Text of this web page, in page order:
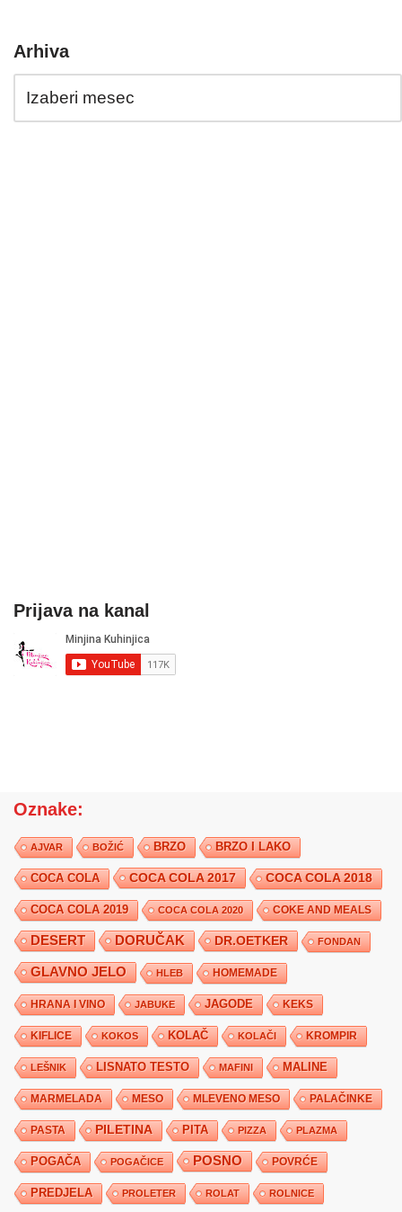
Arhiva
Prijava na kanal
Oznake:
AJVAR BOŽIĆ BRZO BRZO I LAKO
COCA COLA COCA COLA 2017 COCA COLA 2018
COCA COLA 2019 COCA COLA 2020 COKE AND MEALS
DESERT DORUČAK DR.OETKER FONDAN
GLAVNO JELO HLEB HOMEMADE
HRANA I VINO JABUKE JAGODE KEKS
KIFLICE KOKOS KOLAČ KOLAČI KROMPIR
LEŠNIK LISNATO TESTO MAFINI MALINE
MARMELADA MESO MLEVENO MESO PALAČINKE
PASTA PILETINA PITA PIZZA PLAZMA
POGAČA POGAČICE POSNO POVRĆE
PREDJELA PROLETER ROLAT ROLNICE